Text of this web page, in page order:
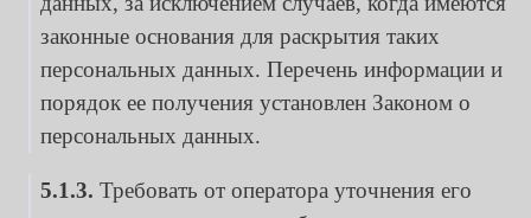
законные основания для раскрытия таких
персональных данных. Перечень информации и
порядок ее получения установлен Законом о
персональных данных.
5.1.3. Требовать от оператора уточнения его